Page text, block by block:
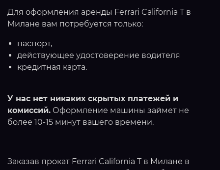
Для оформления аренды Ferrari California T в
Милане вам потребуется только:
паспорт,
действующее удостоверение водителя
кредитная карта.
У нас нет никаких скрытых платежей и
комиссий. Оформление машины займет не
более 10-15 минут вашего времени.
Заказав прокат Ferrari California T в Милане в